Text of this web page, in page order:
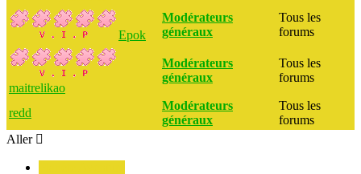
Epok
Modérateurs
généraux
Tous les
forums
maitrelikao
Modérateurs
généraux
Tous les
forums
redd
Modérateurs
généraux
Tous les
forums
Aller